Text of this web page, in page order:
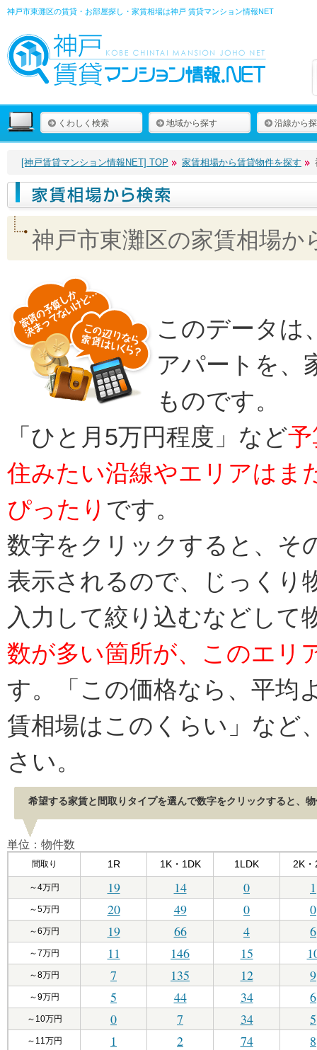
神戸市東灘区の賃貸・お部屋探し・家賃相場は神戸 賃貸マンション情報NET
くわしく検索 地域から探す 沿線から
[神戸賃貸マンション情報NET] TOP 家賃相場から賃貸物件を探す
神戸市東灘区の家賃相場か
このデータは
アパートを、
ものです。
「ひと月5万円程度」など
住みたい沿線やエリアは
ぴったり です。
数字をクリックすると、そ
表示されるので、じっくり
入力して絞り込むなどし
数が多い箇所が、このエリ
す。「この価格なら、平均
賃相場はこのくらい」など
さい。
希望する家賃と間取りタイプを選んで数字をクリックすると、
単位：物件数
間取り 1R 1K・1DK 1LDK 2K・
～4万円 19 14 0 1
～5万円 20 49 0 0
～6万円 19 66 4 6
～7万円 11 146 15
～8万円 7 135 12 9
～9万円 5 44 34 6
～10万円 0 7 34 5
～11万円 1 2 74 8